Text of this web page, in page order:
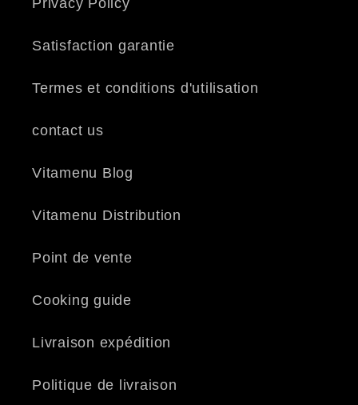
Privacy Policy
Satisfaction garantie
Termes et conditions d'utilisation
contact us
Vitamenu Blog
Vitamenu Distribution
Point de vente
Cooking guide
Livraison expédition
Politique de livraison